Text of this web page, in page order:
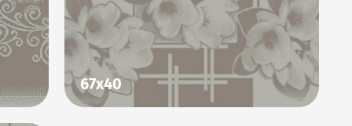
67х40